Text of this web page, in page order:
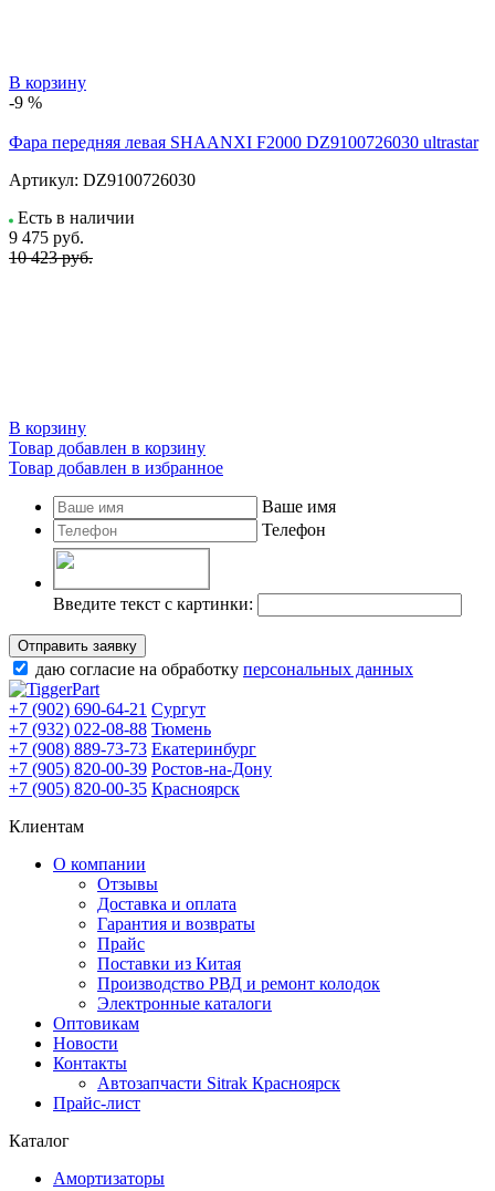
В корзину
-9 %
Фара передняя левая SHAANXI F2000 DZ9100726030 ultrastar
Артикул: DZ9100726030
Есть в наличии
9 475 руб.
10 423 руб.
В корзину
Товар добавлен в корзину
Товар добавлен в избранное
Ваше имя
Телефон
Введите текст с картинки:
Отправить заявку
даю согласие на обработку персональных данных
+7 (902) 690-64-21 Сургут
+7 (932) 022-08-88 Тюмень
+7 (908) 889-73-73 Екатеринбург
+7 (905) 820-00-39 Ростов-на-Дону
+7 (905) 820-00-35 Красноярск
Клиентам
О компании
Отзывы
Доставка и оплата
Гарантия и возвраты
Прайс
Поставки из Китая
Производство РВД и ремонт колодок
Электронные каталоги
Оптовикам
Новости
Контакты
Автозапчасти Sitrak Красноярск
Прайс-лист
Каталог
Амортизаторы